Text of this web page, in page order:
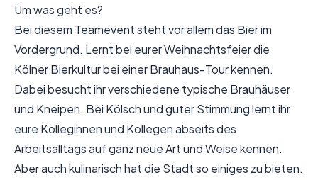
Um was geht es?
Bei diesem Teamevent steht vor allem das Bier im
Vordergrund. Lernt bei eurer Weihnachtsfeier die
Kölner Bierkultur bei einer Brauhaus-Tour kennen.
Dabei besucht ihr verschiedene typische Brauhäuser
und Kneipen. Bei Kölsch und guter Stimmung lernt ihr
eure Kolleginnen und Kollegen abseits des
Arbeitsalltags auf ganz neue Art und Weise kennen.
Aber auch kulinarisch hat die Stadt so einiges zu bieten.